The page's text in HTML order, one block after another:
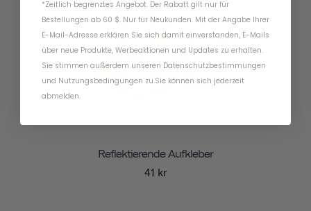
Reflektierende Aufkleber
41 kr
*Zeitlich begrenztes Angebot. Der Rabatt gilt nur für
Bestellungen ab 60 $. Nur für Neukunden. Mit der Angabe Ihrer
E-Mail-Adresse erklären Sie sich damit einverstanden, E-Mails
über neue Produkte, Werbeaktionen und Updates zu erhalten.
Sie stimmen außerdem unseren Datenschutzbestimmungen
und Nutzungsbedingungen zu.Sie können sich jederzeit
abmelden.